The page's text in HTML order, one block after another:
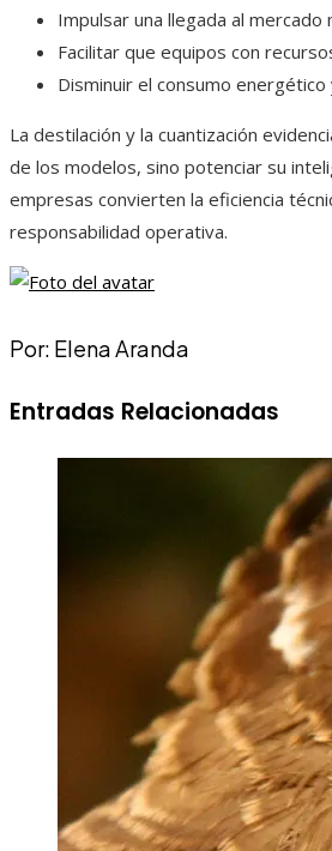
Impulsar una llegada al mercado
Facilitar que equipos con
Disminuir el consumo
La destilación y la cuantización
de los modelos, sino potenciar su
empresas convierten la eficiencia
responsabilidad operativa.
Por: Elena Aranda
Entradas Relacionadas